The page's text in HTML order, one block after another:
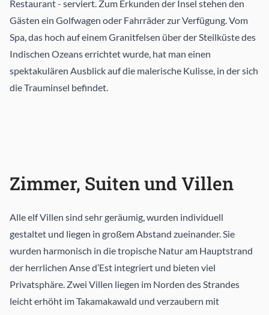
Restaurant - serviert. Zum Erkunden der Insel stehen den
Gästen ein Golfwagen oder Fahrräder zur Verfügung. Vom
Spa, das hoch auf einem Granitfelsen über der Steilküste des
Indischen Ozeans errichtet wurde, hat man einen
spektakulären Ausblick auf die malerische Kulisse, in der sich
die Trauminsel befindet.
Zimmer, Suiten und Villen
Alle elf Villen sind sehr geräumig, wurden individuell
gestaltet und liegen in großem Abstand zueinander. Sie
wurden harmonisch in die tropische Natur am Hauptstrand
der herrlichen Anse d’Est integriert und bieten viel
Privatsphäre. Zwei Villen liegen im Norden des Strandes
leicht erhöht im Takamakawald und verzaubern mit